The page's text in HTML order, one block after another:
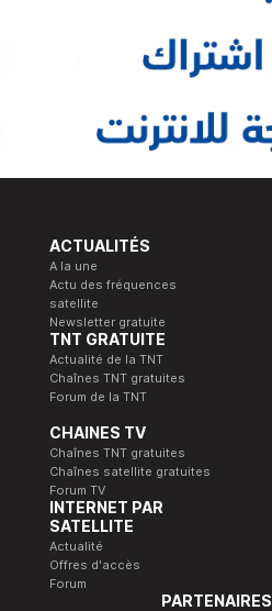
ACTUALITÉS
A la une
Actu des fréquences
satellite
Newsletter gratuite
TNT GRATUITE
Actualité de la TNT
Chaînes TNT gratuites
Forum de la TNT
CHAINES TV
Chaînes TNT gratuites
Chaînes satellite gratuites
Forum TV
INTERNET PAR
SATELLITE
Actualité
Offres d'accès
Forum
PARTENAIRES